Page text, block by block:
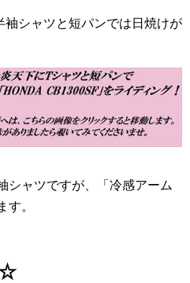
袖シャツと短パンでは日焼けが
シャツですが、「冷感アーム
す。